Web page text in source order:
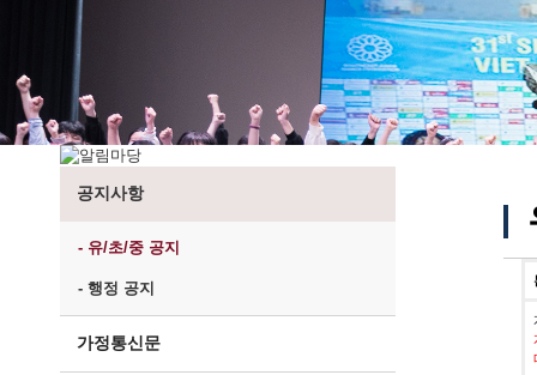
학생현황
위치/전화
전경사진
공지사항
- 유/초/중 공지
- 행정 공지
가정통신문